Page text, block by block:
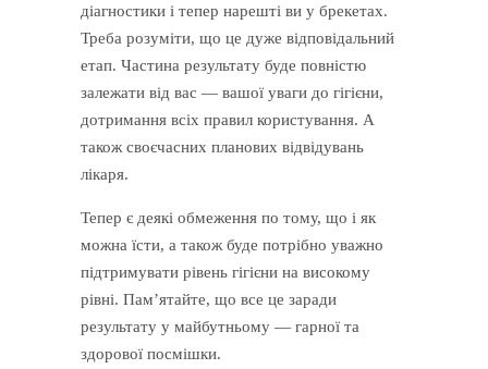
діагностики і тепер нарешті ви у брекетах.
Треба розуміти, що це дуже відповідальний
етап. Частина результату буде повністю
залежати від вас — вашої уваги до гігієни,
дотримання всіх правил користування. А
також своєчасних планових відвідувань
лікаря.
Тепер є деякі обмеження по тому, що і як
можна їсти, а також буде потрібно уважно
підтримувати рівень гігієни на високому
рівні. Пам’ятайте, що все це заради
результату у майбутньому — гарної та
здорової посмішки.